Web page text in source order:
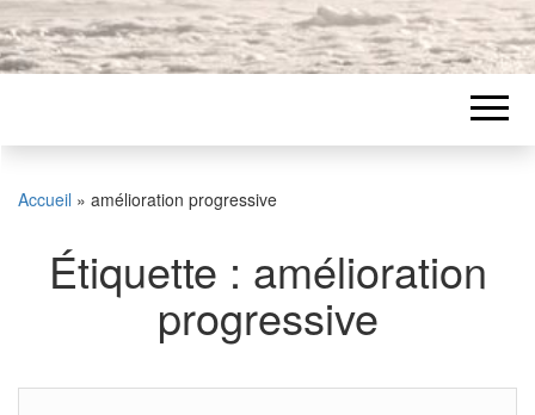
Accueil » amélioration progressive
Étiquette : amélioration
progressive